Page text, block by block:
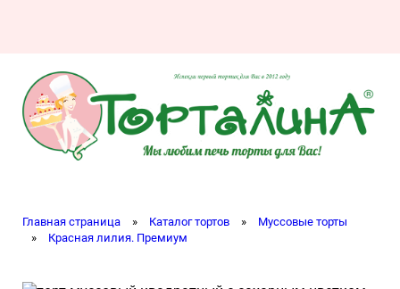
Главная страница » Каталог тортов »
Муссовые торты
»
Красная лилия. Премиум